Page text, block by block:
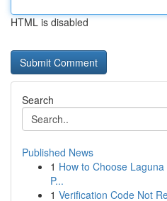
HTML is disabled
Search
Published News
1 How to Choose
P...
1 Verification Code Not